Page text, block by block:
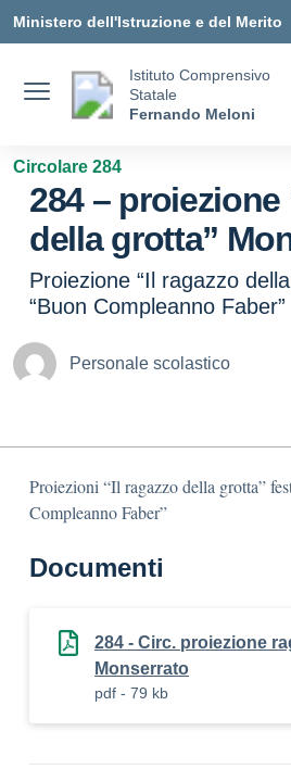
Ministero dell'Istruzione e del Merito
Istituto Comprensivo
Statale
Fernando Meloni
Circolare 284
284 – proiezione
della grotta”
Proiezione “Il ragazzo
“Buon Compleanno Faber”
Personale scolastico
Proiezioni “Il ragazzo della grotta”
Compleanno Faber”
Documenti
284 - Circ. proiezione
Monserrato
pdf - 79 kb